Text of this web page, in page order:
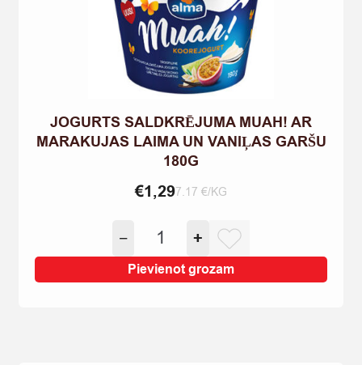
JOGURTS SALDKRĒJUMA MUAH! AR
MARAKUJAS LAIMA UN VANIĻAS GARŠU
180G
€1,297.17 €/KG
−
JOGURTS
SALDKRĒJUMA
MUAH!
AR
+
Pievienot grozam